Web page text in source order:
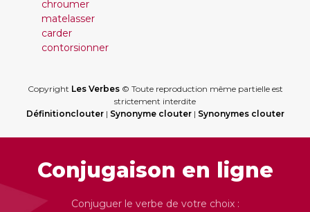
chroumer
matelasser
carder
contorsionner
Copyright Les Verbes© Toute reproduction même partielle est
strictement interdite
Définitionclouter| Synonyme clouter| Synonymes clouter
Conjugaison en ligne
Conjuguer le verbe de votre choix :